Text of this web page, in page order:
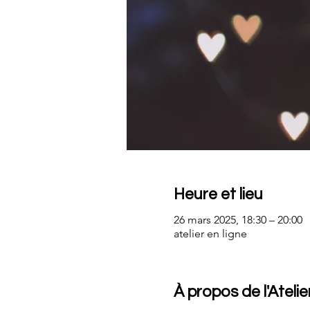
Heure et lieu
26 mars 2025, 18:30 – 20:00
atelier en ligne
À propos de